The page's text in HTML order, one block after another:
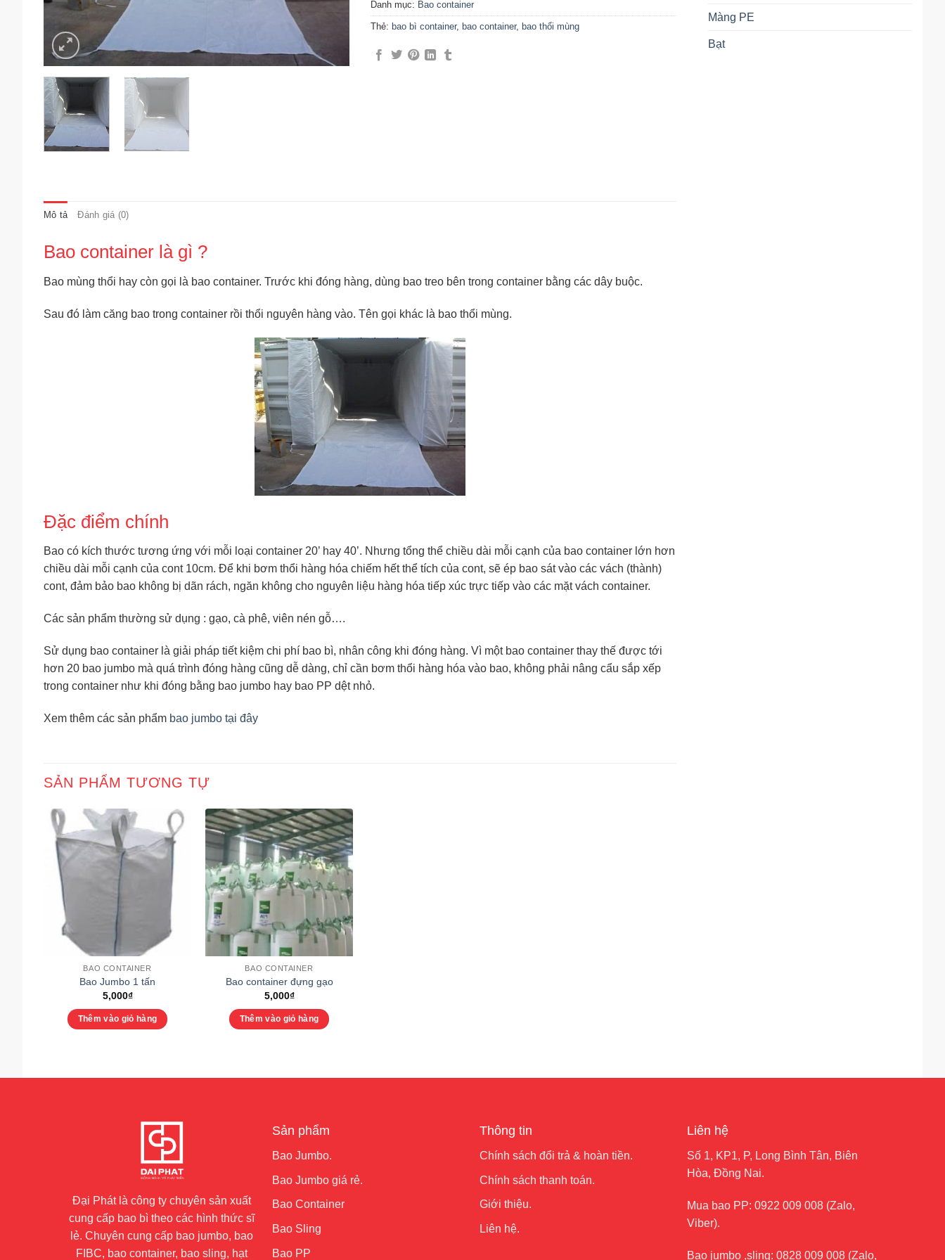
Màng PE
Bạt
Danh mục: Bao container
Thẻ: bao bì container, bao container, bao thổi mùng
Mô tả Đánh giá (0)
Bao container là gì ?
Bao mùng thổi hay còn gọi là bao container. Trước khi đóng hàng, dùng bao treo bên trong container bằng các dây buộc.
Sau đó làm căng bao trong container rồi thổi nguyên hàng vào. Tên gọi khác là bao thổi mùng.
Đặc điểm chính
Bao có kích thước tương ứng với mỗi loại container 20’ hay 40’. Nhưng tổng thể chiều dài mỗi cạnh của bao container lớn hơn
chiều dài mỗi cạnh của cont 10cm. Để khi bơm thổi hàng hóa chiếm hết thể tích của cont, sẽ ép bao sát vào các vách (thành)
cont, đảm bảo bao không bị dãn rách, ngăn không cho nguyên liệu hàng hóa tiếp xúc trực tiếp vào các mặt vách container.
Các sản phẩm thường sử dụng : gạo, cà phê, viên nén gỗ….
Sử dụng bao container là giải pháp tiết kiệm chi phí bao bì, nhân công khi đóng hàng. Vì một bao container thay thế được tới
hơn 20 bao jumbo mà quá trình đóng hàng cũng dễ dàng, chỉ cần bơm thổi hàng hóa vào bao, không phải nâng cẩu sắp xếp
trong container như khi đóng bằng bao jumbo hay bao PP dệt nhỏ.
Xem thêm các sản phẩm bao jumbo tại đây
SẢN PHẨM TƯƠNG TỰ
BAO CONTAINER
Bao Jumbo 1 tấn
5,000₫
Thêm vào giỏ hàng
BAO CONTAINER
Bao container đựng gạo
5,000₫
Thêm vào giỏ hàng
Đại Phát là công ty chuyên sản xuất
cung cấp bao bì theo các hình thức sĩ
lẻ. Chuyên cung cấp bao jumbo, bao
FIBC, bao container, bao sling, hạt
Sản phẩm
Bao Jumbo.
Bao Jumbo giá rẻ.
Bao Container
Bao Sling
Bao PP
Thông tin
Chính sách đổi trả & hoàn tiền.
Chính sách thanh toán.
Giới thiệu.
Liên hệ.
Liên hệ
Số 1, KP1, P, Long Bình Tân, Biên
Hòa, Đồng Nai.
Mua bao PP: 0922 009 008(Zalo,
Viber).
Bao jumbo ,sling: 0828 009 008(Zalo,